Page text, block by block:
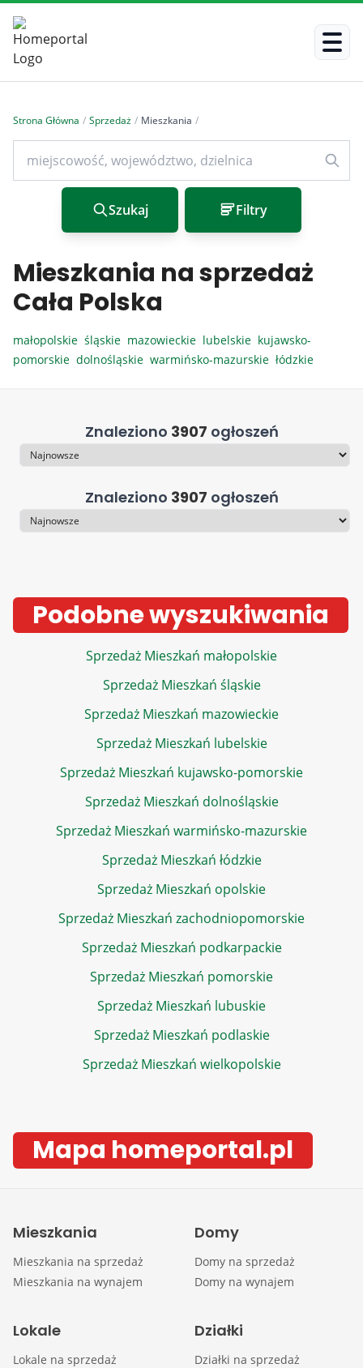
Strona Główna / Sprzedaż / Mieszkania /
Szukaj Filtry
Mieszkania na sprzedaż
Cała Polska
małopolskie śląskie mazowieckie lubelskie kujawsko-
pomorskie dolnośląskie warmińsko-mazurskie łódzkie
Znaleziono 3907 ogłoszeń
Sortowanie
Znaleziono 3907 ogłoszeń
Sortowanie
Podobne wyszukiwania
Sprzedaż Mieszkań małopolskie
Sprzedaż Mieszkań śląskie
Sprzedaż Mieszkań mazowieckie
Sprzedaż Mieszkań lubelskie
Sprzedaż Mieszkań kujawsko-pomorskie
Sprzedaż Mieszkań dolnośląskie
Sprzedaż Mieszkań warmińsko-mazurskie
Sprzedaż Mieszkań łódzkie
Sprzedaż Mieszkań opolskie
Sprzedaż Mieszkań zachodniopomorskie
Sprzedaż Mieszkań podkarpackie
Sprzedaż Mieszkań pomorskie
Sprzedaż Mieszkań lubuskie
Sprzedaż Mieszkań podlaskie
Sprzedaż Mieszkań wielkopolskie
Mapa homeportal.pl
Mieszkania
Mieszkania na sprzedaż
Mieszkania na wynajem
Domy
Domy na sprzedaż
Domy na wynajem
Lokale
Lokale na sprzedaż
Działki
Działki na sprzedaż